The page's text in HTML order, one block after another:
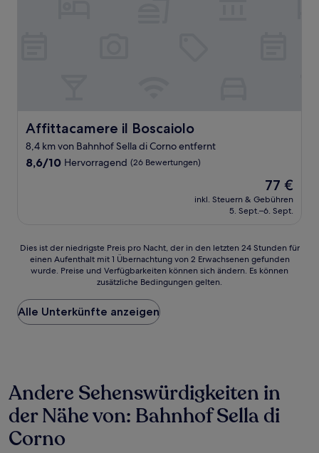
Affittacamere il Boscaiolo
Affittacamere il Boscaiolo
8,4 km von Bahnhof Sella di Corno entfernt
8.6
8,6/10 Hervorragend (26 Bewertungen)
Der
Preis
beträgt
77 €
inkl. Steuern & Gebühren
5. Sept.–6. Sept.
Dies
der
Preis
pro
Nacht,
24 Stunden
für
einen
mit
Dies ist der niedrigste Preis pro Nacht, der in den letzten 24 Stunden für
einen Aufenthalt mit 1 Übernachtung von 2 Erwachsenen gefunden
wurde. Preise und Verfügbarkeiten können sich ändern. Es können
zusätzliche Bedingungen gelten.
Alle Unterkünfte anzeigen
Andere Sehenswürdigkeiten in
der Nähe von: Bahnhof Sella di
Corno